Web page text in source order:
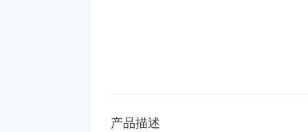
产品描述